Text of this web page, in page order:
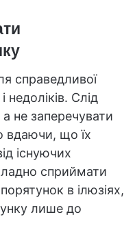
справедливої
недоліків. Слід
не заперечувати
вдаючи, що їх
існуючих
сприймати
в ілюзіях,
лише до